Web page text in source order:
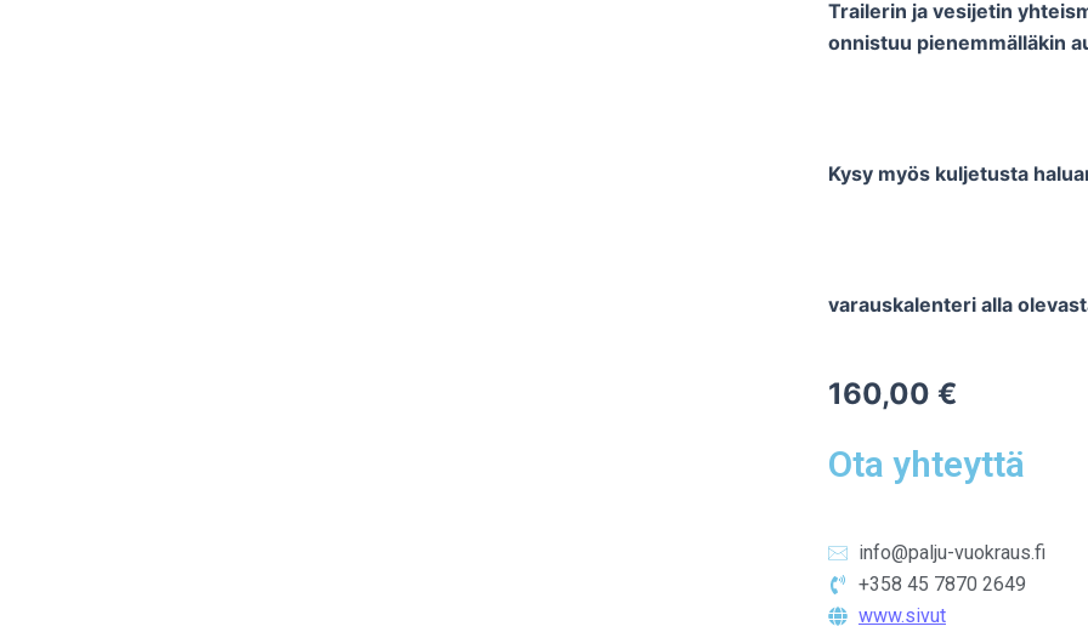
Trailerin ja vesijetin
onnistuu pienemmälläkin
Kysy myös kuljetusta
varauskalenteri alla
160,00 €
Ota yhteyttä
info@palju-vuokraus.fi
+358 45 7870 2649
www.sivut